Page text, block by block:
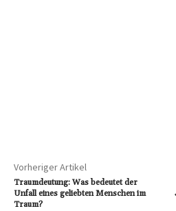
Vorheriger Artikel
Traumdeutung: Was bedeutet der
Unfall eines geliebten Menschen im
Traum?